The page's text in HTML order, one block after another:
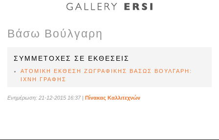
Βάσω Βούλγαρη
ΣΥΜΜΕΤΟΧΕΣ ΣΕ ΕΚΘΕΣΕΙΣ
ΑΤΟΜΙΚΗ ΕΚΘΕΣΗ ΖΩΓΡΑΦΙΚΗΣ ΒΑΣΩΣ ΒΟΥΛΓΑΡΗ:
ΙΧΝΗ ΓΡΑΦΗΣ
Ενημέρωση: 21-12-2015 16:37| Πίνακας Καλλιτεχνών